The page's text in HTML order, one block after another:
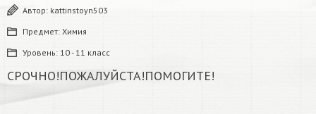
Автор: kattinstoyn503
Предмет: Химия
Уровень: 10 - 11 класс
СРОЧНО!ПОЖАЛУЙСТА!ПОМОГИТЕ!